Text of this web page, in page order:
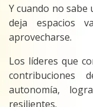
Y cuando no
deja espacios
aprovecharse.
Los líderes que
autonomía,
resilientes.